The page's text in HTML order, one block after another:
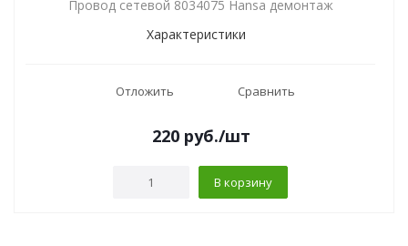
Провод сетевой 8034075 Hansa демонтаж
Характеристики
Отложить Сравнить
220руб./шт
В корзину